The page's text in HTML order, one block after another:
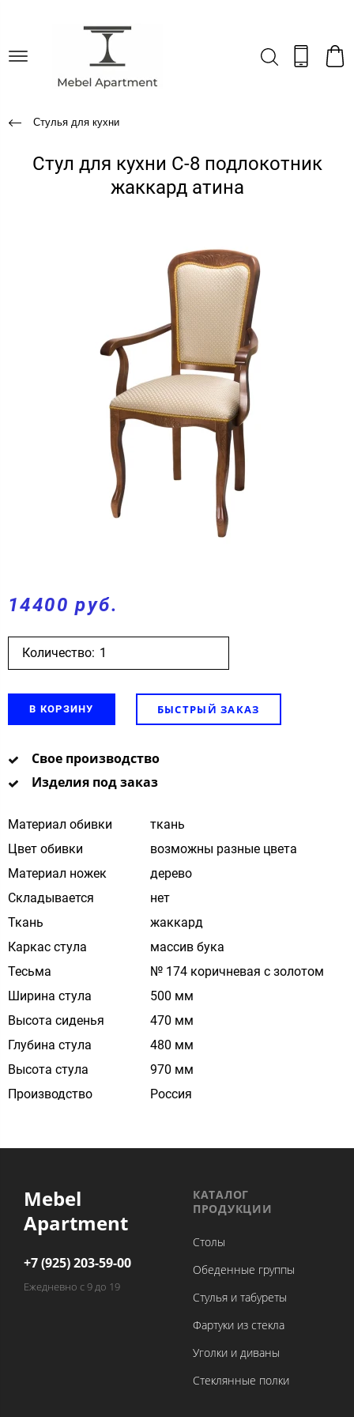
Стулья для кухни
Стул для кухни С-8 подлокотник
жаккард атина
14400 руб.
Количество:
В КОРЗИНУ БЫСТРЫЙ ЗАКАЗ
Свое производство
Изделия под заказ
Материал обивки
ткань
Цвет обивки
возможны разные цвета
Материал ножек
дерево
Складывается
нет
Ткань
жаккард
Каркас стула
массив бука
Тесьма
№ 174 коричневая с золотом
Ширина стула
500 мм
Высота сиденья
470 мм
Глубина стула
480 мм
Высота стула
970 мм
Производство
Россия
Mebel
Apartment
+7 (925) 203-59-00
Ежедневно с 9 до 19
КАТАЛОГ
ПРОДУКЦИИ
Столы
Обеденные группы
Стулья и табуреты
Фартуки из стекла
Уголки и диваны
Стеклянные полки